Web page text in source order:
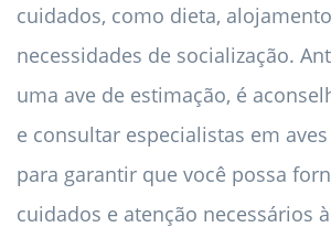
cuidados, como dieta,
necessidades de socialização.
uma ave de estimação, é
e consultar especialistas em
para garantir que você possa
cuidados e atenção necessários